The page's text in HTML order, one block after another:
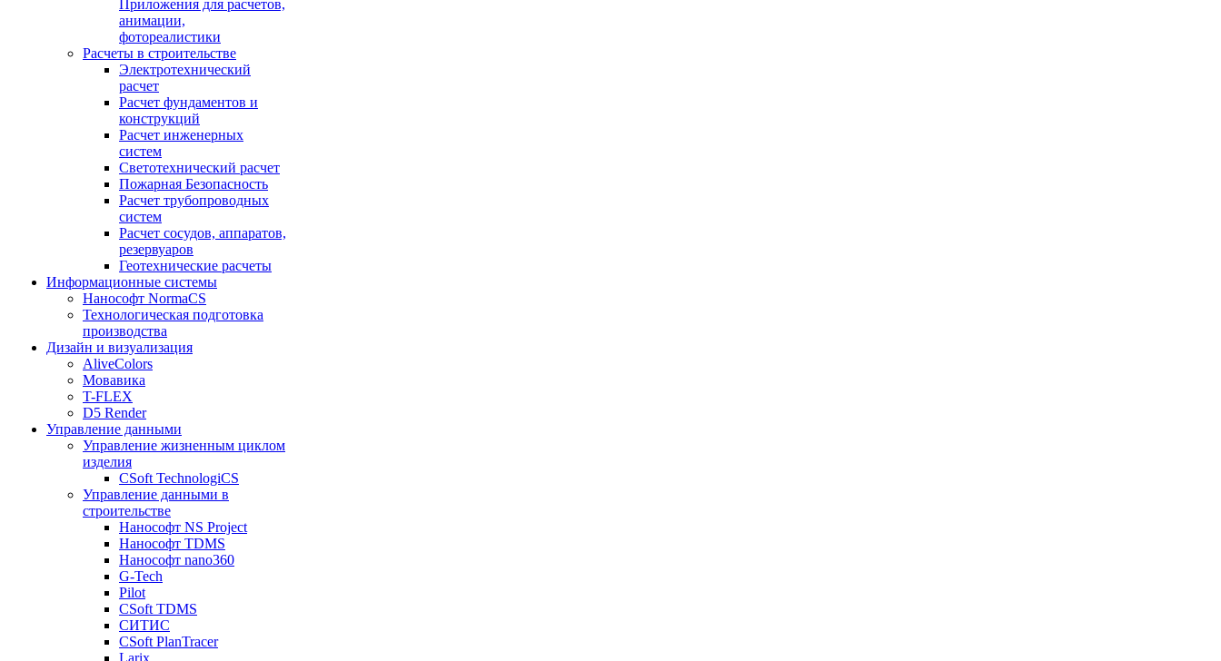
Приложения для расчетов,
анимации,
фотореалистики
Расчеты в строительстве
Электротехнический
расчет
Расчет фундаментов и
конструкций
Расчет инженерных
систем
Светотехнический расчет
Пожарная Безопасность
Расчет трубопроводных
систем
Расчет сосудов, аппаратов,
резервуаров
Геотехнические расчеты
Информационные системы
Нанософт NormaCS
Технологическая подготовка
производства
Дизайн и визуализация
AliveColors
Мовавика
T-FLEX
D5 Render
Управление данными
Управление жизненным циклом
изделия
CSoft TechnologiCS
Управление данными в
строительстве
Нанософт NS Project
Нанософт TDMS
Нанософт nano360
G-Tech
Pilot
CSoft TDMS
СИТИС
CSoft PlanTracer
Larix